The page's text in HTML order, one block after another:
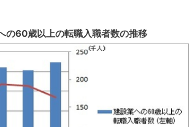
の60歳以上の転職入職者数の推移